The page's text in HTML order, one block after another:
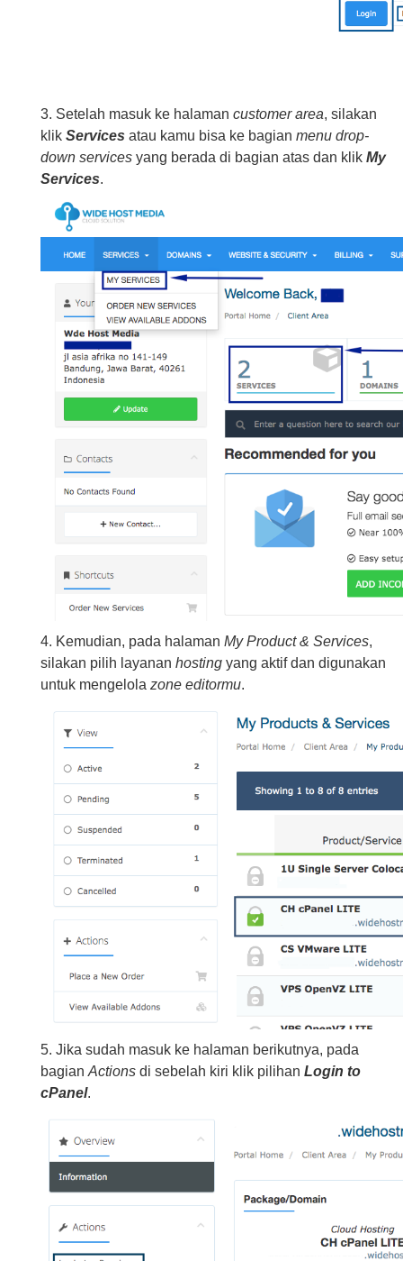
3. Setelah masuk ke halaman customer area, silakan
klik Services atau kamu bisa ke bagian menu drop-
down services yang berada di bagian atas dan klik My
Services.
4. Kemudian, pada halaman My Product & Services,
silakan pilih layanan hosting yang aktif dan digunakan
untuk mengelola zone editormu.
5. Jika sudah masuk ke halaman berikutnya, pada
bagian Actions di sebelah kiri klik pilihan Login to
cPanel.